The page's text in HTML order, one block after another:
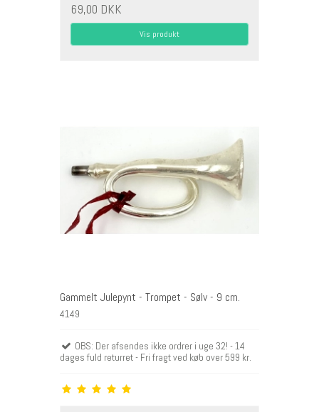
69,00 DKK
Vis produkt
Gammelt Julepynt - Trompet - Sølv - 9 cm.
4149
OBS: Der afsendes ikke ordrer i uge 32! - 14
dages fuld returret - Fri fragt ved køb over 599 kr.